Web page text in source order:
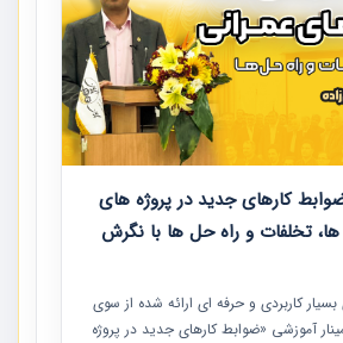
کارهای جدید در پروژه های
تخلفات و راه حل ها با نگرش
کاربردی و حرفه‏ ای ارائه شده از سوی
آموزشی «ضوابط کارهای جدید در پروژه